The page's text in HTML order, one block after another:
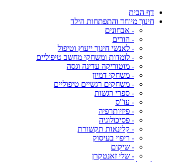
דף הבית
חינוך מיוחד והתפתחות הילד
- אבחונים
- הורים
- לאנשי חינוך ייעוץ וטיפול
- לומדות ומשחקי מחשב טיפוליים
- מוטוריקה עדינה וגסה
- משחקי דמיון
- משחקים רגשיים טיפוליים
- ספרי רגשות
- עו"ס
- פיזיותרפיה
- פסיכולוגיה
- קלינאות תקשורת
- ריפוי בעיסוק
- שיקום
- שלי זאנטקרן